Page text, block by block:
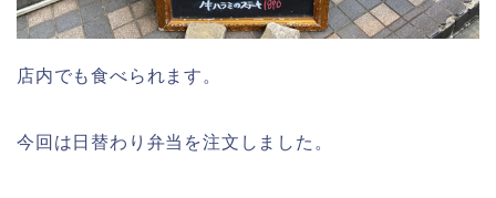
店内でも食べられます。
今回は日替わり弁当を注文しました。